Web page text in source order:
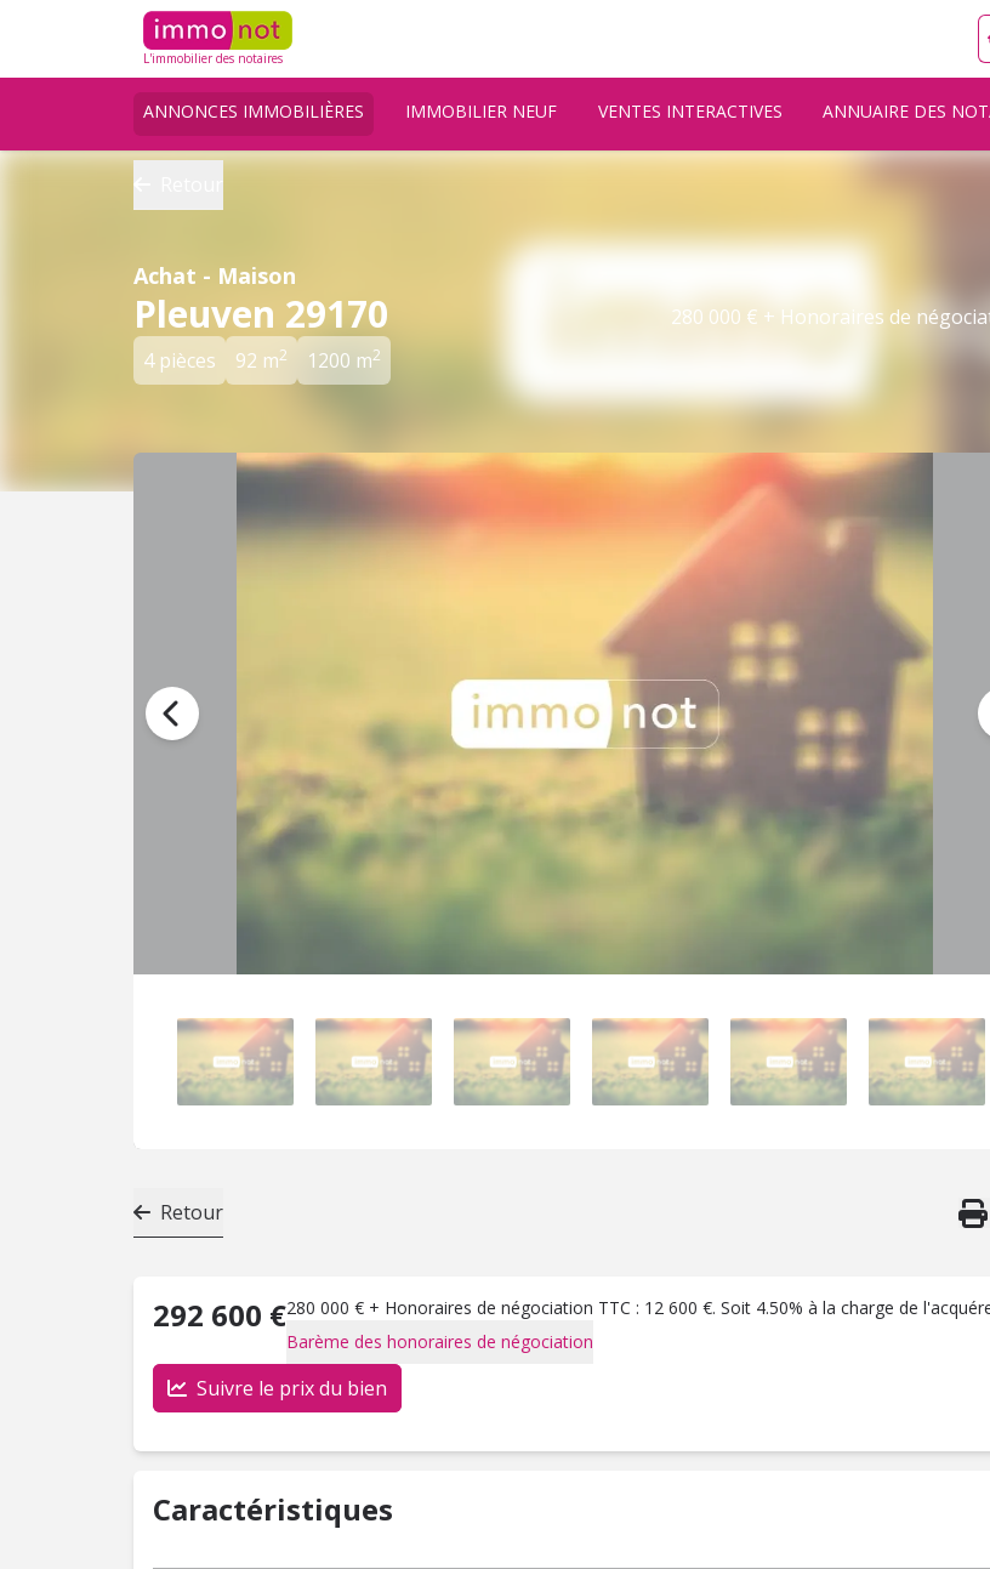
L'immobilier des notaires
ANNONCES IMMOBILIÈRES IMMOBILIER NEUF VENTES INTERACTIVES ANNUAIRE DES
Achat - Maison
Pleuven 29170
4 pièces 92 m2 1200 m2
280 000 € + Honoraires de
Retour
292 600 €280 000 € + Honoraires de négociation TTC : 12 600 €. Soit 4.50% à la charge de
Barème des honoraires de négociation
Suivre le prix du bien
Caractéristiques